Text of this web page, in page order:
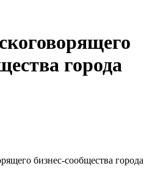
города
бизнес-сообщества города